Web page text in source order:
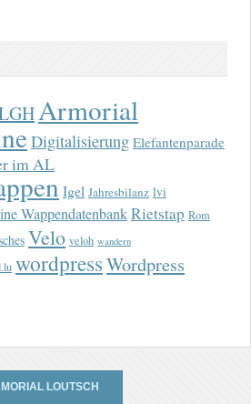
Armorial
Digitalisierung Elefantenparade
im AL
Igel Jahresbilanz lvi
WappendatenbankRietstap Rom
Velo veloh wandern
wordpressWordpress
LOUTSCH